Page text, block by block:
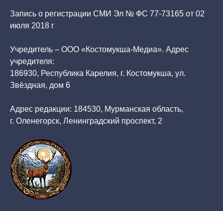
Запись о регистрации СМИ Эл № ФС 77-73165 от 02
июля 2018 г
Учредитель – ООО «Костомукша-Медиа». Адрес
учредителя:
186930, Республика Карелия, г. Костомукша, ул.
Звёздная, дом 6
Адрес редакции: 184530, Мурманская область,
г. Оленегорск, Ленинградский проспект, 2